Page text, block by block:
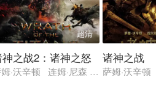
拉马赞·萨赫特 乔马扬·松哈特 努
超清
神之战2：诸神之怒
·沃辛顿 连姆·尼森 拉尔夫·费因
诸神之战
萨姆·沃辛